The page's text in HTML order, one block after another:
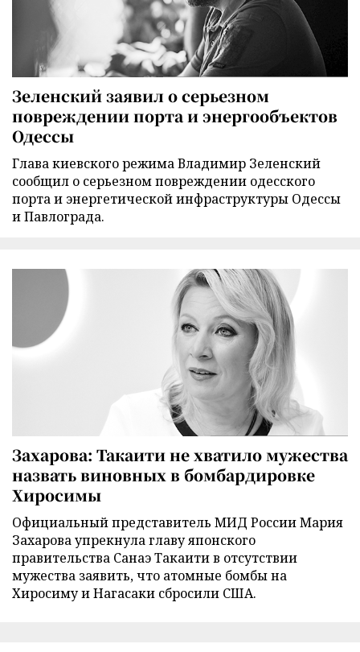
Зеленский заявил о серьезном
повреждении порта и энергообъектов
Одессы
Глава киевского режима Владимир Зеленский
сообщил о серьезном повреждении одесского
порта и энергетической инфраструктуры Одессы
и Павлограда.
Захарова: Такаити не хватило мужества
назвать виновных в бомбардировке
Хиросимы
Официальный представитель МИД России Мария
Захарова упрекнула главу японского
правительства Санаэ Такаити в отсутствии
мужества заявить, что атомные бомбы на
Хиросиму и Нагасаки сбросили США.